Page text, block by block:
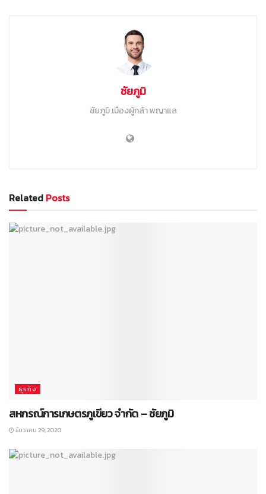
ชัยภูมิ
ชัยภูมิ เมืองผู้กล้า พญาแล
Related Posts
ธุรกิจ
สหกรณ์การเกษตรภูเขียว จำกัด – ชัยภูมิ
ธันวาคม 29, 2020